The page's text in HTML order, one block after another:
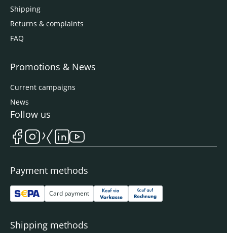
Shipping
Returns & complaints
FAQ
Promotions & News
Current campaigns
News
Payment methods
Card payment
Shipping methods
Follow us